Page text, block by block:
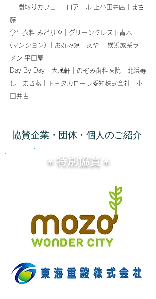
｜ 間取りカフェ｜ ロアール 上小田井店｜まさ
藤
学生衣料 みどりや｜グリーンクレスト青木
(マンション) ｜お好み焼 あや ｜横浜家系ラー
メン 平田屋
Day By Day｜大珉軒｜のぞみ歯科医院｜北浜寿
し｜まさ藤｜
トヨタカローラ愛知株式会社 小
田井店
協賛企業・団体・個人のご紹介
＊特別協賛＊